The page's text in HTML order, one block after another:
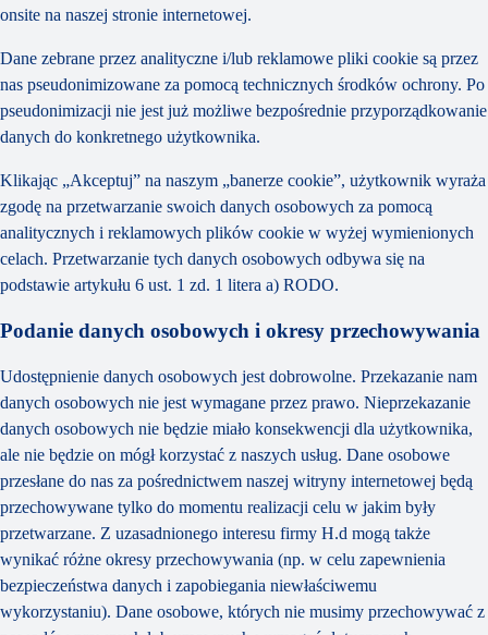
onsite na naszej stronie internetowej.
Dane zebrane przez analityczne i/lub reklamowe pliki cookie są przez
nas pseudonimizowane za pomocą technicznych środków ochrony. Po
pseudonimizacji nie jest już możliwe bezpośrednie przyporządkowanie
danych do konkretnego użytkownika.
Klikając „Akceptuj” na naszym „banerze cookie”, użytkownik wyraża
zgodę na przetwarzanie swoich danych osobowych za pomocą
analitycznych i reklamowych plików cookie w wyżej wymienionych
celach. Przetwarzanie tych danych osobowych odbywa się na
podstawie artykułu 6 ust. 1 zd. 1 litera a) RODO.
Podanie danych osobowych i okresy przechowywania
Udostępnienie danych osobowych jest dobrowolne. Przekazanie nam
danych osobowych nie jest wymagane przez prawo. Nieprzekazanie
danych osobowych nie będzie miało konsekwencji dla użytkownika,
ale nie będzie on mógł korzystać z naszych usług. Dane osobowe
przesłane do nas za pośrednictwem naszej witryny internetowej będą
przechowywane tylko do momentu realizacji celu w jakim były
przetwarzane. Z uzasadnionego interesu firmy H.d mogą także
wynikać różne okresy przechowywania (np. w celu zapewnienia
bezpieczeństwa danych i zapobiegania niewłaściwemu
wykorzystaniu). Dane osobowe, których nie musimy przechowywać z